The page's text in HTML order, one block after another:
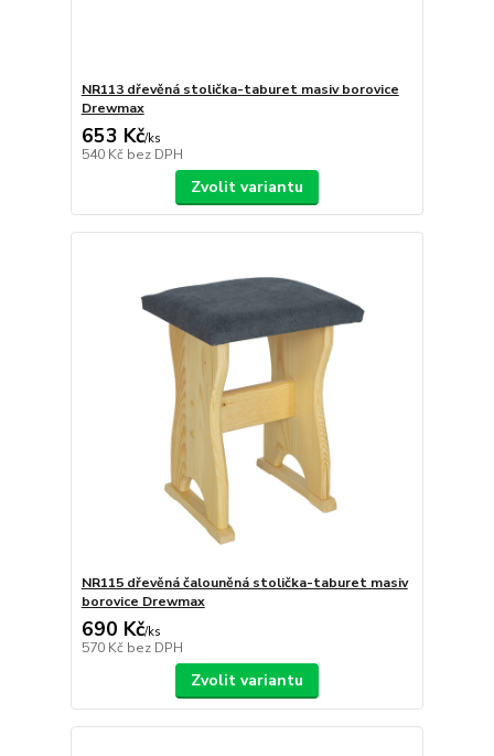
NR113 dřevěná stolička-taburet masiv borovice
Drewmax
653 Kč/ks
540 Kč bez DPH
Zvolit variantu
NR115 dřevěná čalouněná stolička-taburet masiv
borovice Drewmax
690 Kč/ks
570 Kč bez DPH
Zvolit variantu